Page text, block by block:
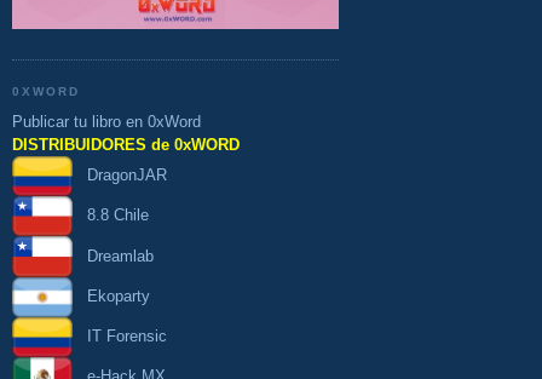
0XWORD
Publicar tu libro en 0xWord
DISTRIBUIDORES de 0xWORD
DragonJAR
8.8 Chile
Dreamlab
Ekoparty
IT Forensic